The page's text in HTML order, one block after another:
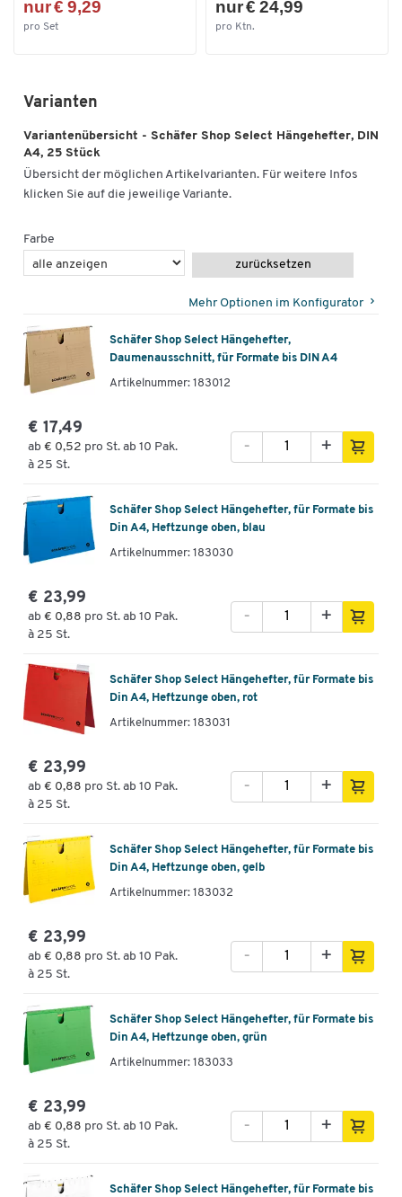
nur € 9,29
pro Set
nur € 24,99
pro Ktn.
Varianten
Variantenübersicht - Schäfer Shop Select Hängehefter, DIN
A4, 25 Stück
Übersicht der möglichen Artikelvarianten. Für weitere Infos
klicken Sie auf die jeweilige Variante.
Farbe
zurücksetzen
Mehr Optionen im Konfigurator
Schäfer Shop Select Hängehefter,
Daumenausschnitt, für Formate bis DIN A4
Artikelnummer: 183012
€ 17,49
ab € 0,52 pro St. ab 10 Pak.
à 25 St.
+
-
Schäfer Shop Select Hängehefter, für Formate bis
Din A4, Heftzunge oben, blau
Artikelnummer: 183030
€ 23,99
ab € 0,88 pro St. ab 10 Pak.
à 25 St.
+
-
Schäfer Shop Select Hängehefter, für Formate bis
Din A4, Heftzunge oben, rot
Artikelnummer: 183031
€ 23,99
ab € 0,88 pro St. ab 10 Pak.
à 25 St.
+
-
Schäfer Shop Select Hängehefter, für Formate bis
Din A4, Heftzunge oben, gelb
Artikelnummer: 183032
€ 23,99
ab € 0,88 pro St. ab 10 Pak.
à 25 St.
+
-
Schäfer Shop Select Hängehefter, für Formate bis
Din A4, Heftzunge oben, grün
Artikelnummer: 183033
€ 23,99
ab € 0,88 pro St. ab 10 Pak.
à 25 St.
+
-
Schäfer Shop Select Hängehefter, für Formate bis